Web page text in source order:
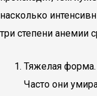
насколько
три степени анемии
Тяжелая
Часто они